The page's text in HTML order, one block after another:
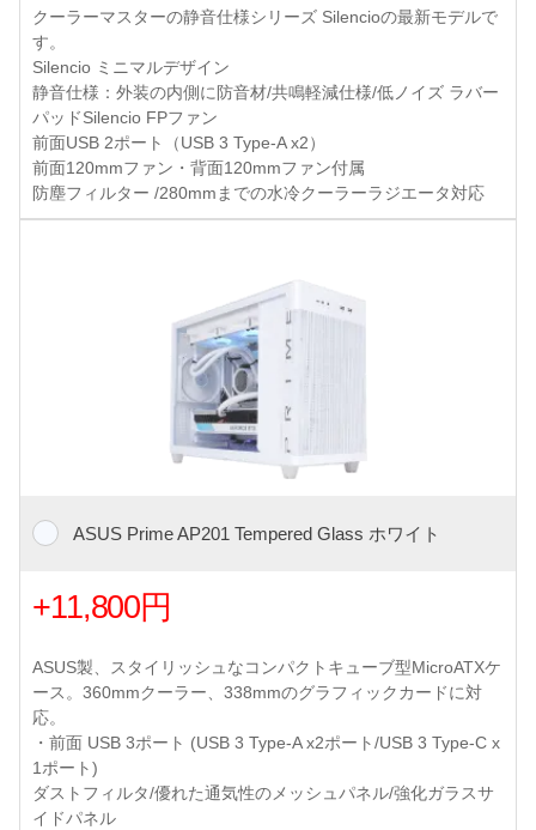
クーラーマスターの静音仕様シリーズ Silencioの最新モデルで
す。
Silencio ミニマルデザイン
静音仕様：外装の内側に防音材/共鳴軽減仕様/低ノイズ ラバー
パッドSilencio FPファン
前面USB 2ポート（USB 3 Type-A x2）
前面120mmファン・背面120mmファン付属
防塵フィルター /280mmまでの水冷クーラーラジエータ対応
ASUS Prime AP201 Tempered Glass ホワイト
+11,800円
ASUS製、スタイリッシュなコンパクトキューブ型MicroATXケ
ース。360mmクーラー、338mmのグラフィックカードに対
応。
・前面 USB 3ポート (USB 3 Type-A x2ポート/USB 3 Type-C x
1ポート)
ダストフィルタ/優れた通気性のメッシュパネル/強化ガラスサ
イドパネル